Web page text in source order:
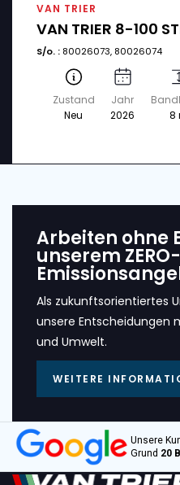
VAN TRIER
VAN TRIER 8-100
S/o. : 80026073, 80026074
Zustand
Neu
Jahr
2026
8
Arbeiten ohne
unserem ZERO-
Als zukunftsorientiertes
unsere Entscheidungen
und Umwelt.
WEITERE
Unsere
Grund 20